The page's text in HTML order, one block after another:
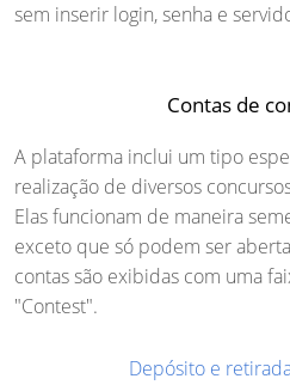
sem inserir login, senha e
Contas de
A plataforma inclui um tipo
realização de diversos
Elas funcionam de maneira
exceto que só podem ser
contas são exibidas com uma
"Contest".
Depósito e